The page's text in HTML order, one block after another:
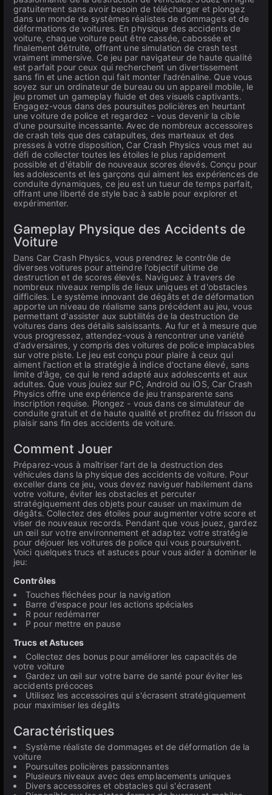
gratuitement sans avoir besoin de télécharger et plongez
dans un monde de systèmes réalistes de dommages et de
déformations de voitures. En physique des accidents de
voiture, chaque voiture peut être cassée, cabossée et
finalement détruite, offrant une simulation de crash test
vraiment immersive. Ce jeu par navigateur de haute qualité
est parfait pour ceux qui recherchent un divertissement
sans fin et une action qui fait monter l'adrénaline. Que vous
soyez sur un ordinateur de bureau ou un appareil mobile, le
jeu promet un gameplay fluide et des visuels captivants.
Engagez-vous dans des poursuites policières en heurtant
une voiture de police et regardez - vous devenir la cible
d'une poursuite incessante. Avec de nombreux accessoires
de crash tels que des catapultes, des marteaux et des
presses à votre disposition, Car Crash Physics vous met au
défi de collecter toutes les étoiles le plus rapidement
possible et d'établir de nouveaux scores élevés. Conçu pour
les adolescents et les garçons qui aiment les expériences de
conduite dynamiques, ce jeu est un tueur de temps parfait,
offrant une liberté de style bac à sable pour explorer et
expérimenter.
Gameplay Physique des Accidents de
Voiture
Dans Car Crash Physics, vous prendrez le contrôle de
diverses voitures pour atteindre l'objectif ultime de
destruction et de scores élevés. Naviguez à travers de
nombreux niveaux remplis de lieux uniques et d'obstacles
difficiles. Le système innovant de dégâts et de déformation
apporte un niveau de réalisme sans précédent au jeu, vous
permettant d'assister aux subtilités de la destruction de
voitures dans des détails saisissants. Au fur et à mesure que
vous progressez, attendez-vous à rencontrer une variété
d'adversaires, y compris des voitures de police implacables
sur votre piste. Le jeu est conçu pour plaire à ceux qui
aiment l'action et la stratégie à indice d'octane élevé, sans
limite d'âge, ce qui le rend adapté aux adolescents et aux
adultes. Que vous jouiez sur PC, Android ou iOS, Car Crash
Physics offre une expérience de jeu transparente sans
inscription requise. Plongez - vous dans ce simulateur de
conduite gratuit et de haute qualité et profitez du frisson du
plaisir sans fin des accidents de voiture.
Comment Jouer
Préparez-vous à maîtriser l'art de la destruction des
véhicules dans la physique des accidents de voiture. Pour
exceller dans ce jeu, vous devez naviguer habilement dans
votre voiture, éviter les obstacles et percuter
stratégiquement des objets pour causer un maximum de
dégâts. Collectez des étoiles pour augmenter votre score et
viser de nouveaux records. Pendant que vous jouez, gardez
un œil sur votre environnement et adaptez votre stratégie
pour déjouer les voitures de police qui vous poursuivent.
Voici quelques trucs et astuces pour vous aider à dominer le
jeu:
Contrôles
Touches fléchées pour la navigation
Barre d'espace pour les actions spéciales
R pour redémarrer
P pour mettre en pause
Trucs et Astuces
Collectez des bonus pour améliorer les capacités de
votre voiture
Gardez un œil sur votre barre de santé pour éviter les
accidents précoces
Utilisez les accessoires qui s'écrasent stratégiquement
pour maximiser les dégâts
Caractéristiques
Système réaliste de dommages et de déformation de la
voiture
Poursuites policières passionnantes
Plusieurs niveaux avec des emplacements uniques
Divers accessoires et obstacles qui s'écrasent